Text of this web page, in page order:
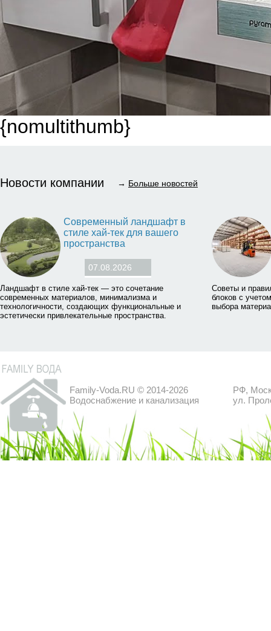
{nomultithumb}
Новости компании → Больше новостей
Современный ландшафт в
стиле хай-тек для вашего
пространства
07.08.2026
Ландшафт в стиле хай-тек — это сочетание
современных материалов, минимализма и
технологичности, создающих функциональные и
эстетически привлекательные пространства.
Советы и
блоков с
выбора
Family-Voda.RU © 2014-2026
Водоснабжение и канализация
РФ,
ул.